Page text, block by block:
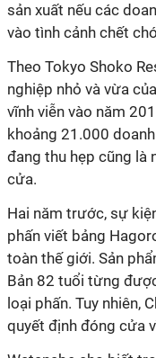
sản xuất nếu các
vào tình cảnh chết
Theo Tokyo Shoko
nghiệp nhỏ và vừa
vĩnh viễn vào năm
khoảng 21.000
đang thu hẹp cũng là
cửa.
Hai năm trước, sự
phấn viết bảng
toàn thế giới. Sản
Bản 82 tuổi từng
loại phấn. Tuy nhiên,
quyết định đóng cửa